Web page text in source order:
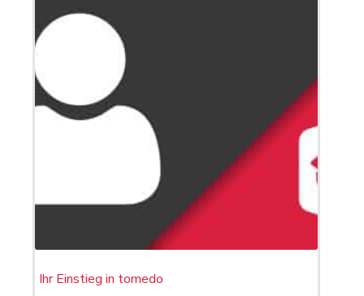
Ihr Einstieg in tomedo